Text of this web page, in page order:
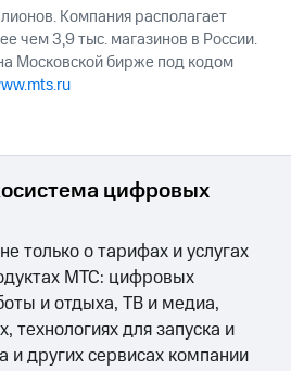
Компания располагает
чем 3,9 тыс. магазинов в России.
Московской бирже под кодом
цифровых
только о тарифах и услугах
МТС: цифровых
и отдыха, ТВ и медиа,
технологиях для запуска и
и других сервисах компании